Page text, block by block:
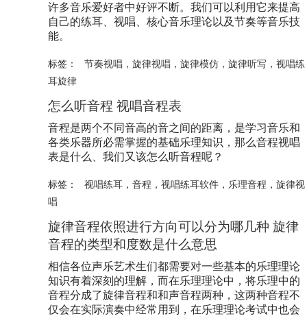
许多音乐爱好者中好评不断。我们可以利用它来提高
自己的练耳、视唱、核心音乐理论以及节奏等音乐技
能。
标签： 节奏视唱， 旋律视唱， 旋律模仿， 旋律听写 ， 视唱练
耳旋律
怎么听音程 视唱音程表
音程是两个不同音高的音之间的距离，是学习音乐和
各类乐器所必需掌握的基础乐理知识，那么音程视唱
表是什么、我们又该怎么听音程呢？
标签： 视唱练耳， 音程 ， 视唱练耳软件， 乐理音程 ， 旋律视
唱
旋律音程依照进行方向可以分为哪几种 旋律
音程的类型和度数是什么意思
相信各位声乐艺术生们都需要对一些基本的乐理理论
知识有着深刻的理解，而在乐理理论中，将乐理中的
音程分成了旋律音程和和声音程两种，这两种音程不
仅会在实际演奏中经常用到，在乐理理论考试中也会